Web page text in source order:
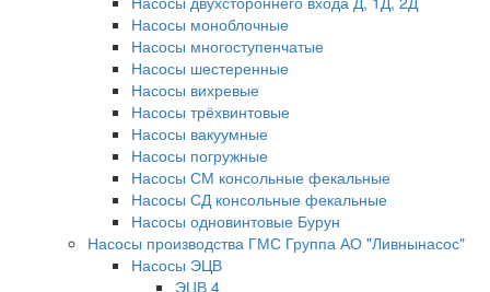
Насосы моноблочные
Насосы многоступенчатые
Насосы шестеренные
Насосы вихревые
Насосы трёхвинтовые
Насосы вакуумные
Насосы погружные
Насосы СМ консольные фекальные
Насосы СД консольные фекальные
Насосы одновинтовые Бурун
Насосы производства ГМС Группа АО "Ливнынасос"
Насосы ЭЦВ
ЭЦВ 4